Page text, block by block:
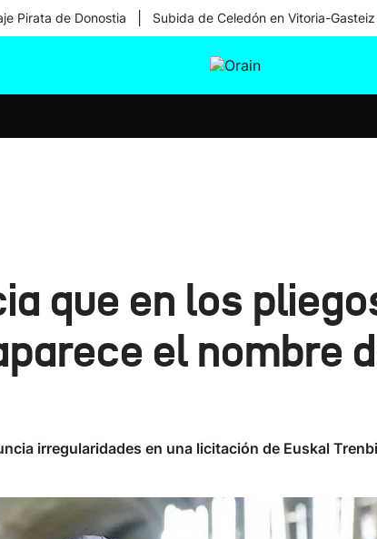
Pirata de Donostia Subida de Celedón en Vitoria-Gasteiz
que en los
el nombre
irregularidades en una licitación de Euskal